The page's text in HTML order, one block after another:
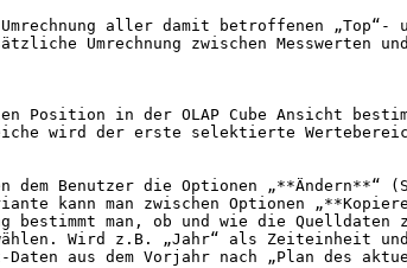
aller damit betroffenen „Top“-
Umrechnung zwischen Messwerten
in der OLAP Cube Ansicht
wird der erste selektierte
man, ob und wie die Quelldaten
Wird z.B. „Jahr“ als Zeiteinheit
aus dem Vorjahr nach „Plan des